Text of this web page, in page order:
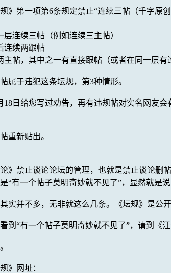
规》第一项第6条规定禁止“连续三帖（千字原创
层连续三帖（例如连续三主帖）
连续两跟帖
主帖，其中之一有直接跟帖（或者在同一层有
属于违犯这条坛规，第3种情形。
18日给您写过劝告，再有违规帖对实名网友
重新贴出。
论》禁止谈论论坛的管理，也就是禁止谈论删帖
“有一个帖子莫明奇妙就不见了”，显然就是说
实并不多，无非就这么几条。《坛规》是公
到“有一个帖子莫明奇妙就不见了”，请到《
》网址：